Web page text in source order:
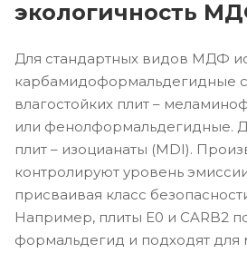
экологичность
Для стандартных видов МДФ
карбамидоформальдегидные
влагостойких плит –
или фенолформальдегидные.
плит – изоцианаты (MDI).
контролируют уровень
присваивая класс
Например, плиты E0 и CARB2
формальдегид и подходят для